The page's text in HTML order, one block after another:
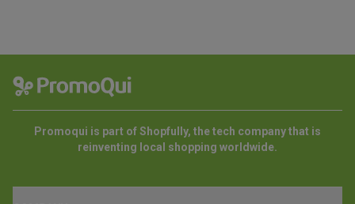
Promoqui is part of Shopfully, the tech company that is
reinventing local shopping worldwide.